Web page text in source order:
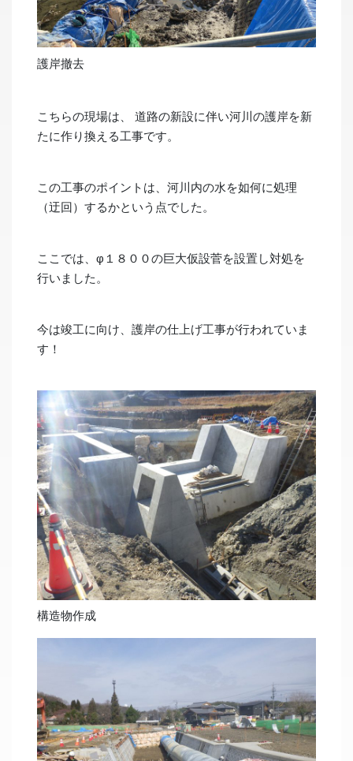
護岸撤去
こちらの現場は、 道路の新設に伴い河川の護岸を新
たに作り換える工事です。
この工事のポイントは、河川内の水を如何に処理
（迂回）するかという点でした。
ここでは、φ１８００の巨大仮設菅を設置し対処を
行いました。
今は竣工に向け、護岸の仕上げ工事が行われていま
す！
構造物作成